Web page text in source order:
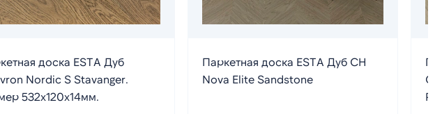
доска ESTA Дуб
Nordic S Stavanger.
532х120х14мм.
Паркетная доска ESTA Дуб CH
Nova Elite Sandstone